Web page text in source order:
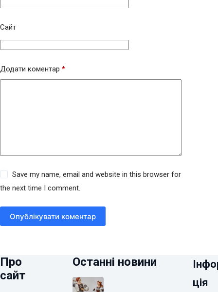
Сайт
Додати коментар *
Save my name, email and website in this browser for
the next time I comment.
Опублікувати коментар
Про
сайт
Останні новини
ція